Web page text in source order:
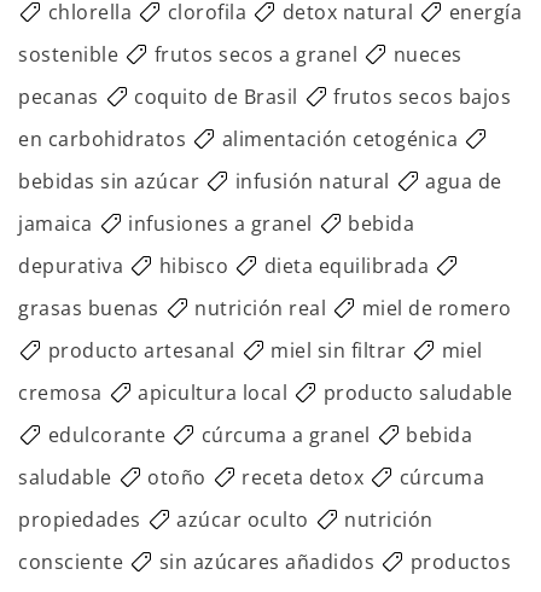
chlorella
clorofila detox natural
energía
sostenible
frutos secos a granel
nueces
pecanas
coquito de Brasil
frutos secos bajos
en carbohidratos
alimentación cetogénica
bebidas sin azúcar
infusión natural
agua de
jamaica
infusiones a granel
bebida
depurativa
hibisco
dieta equilibrada
grasas buenas
nutrición real
miel de romero
producto artesanal
miel sin filtrar
miel
cremosa
apicultura local
producto saludable
edulcorante
cúrcuma a granel
bebida
saludable
otoño receta detox
cúrcuma
propiedades
azúcar oculto
nutrición
consciente
sin azúcares añadidos
productos